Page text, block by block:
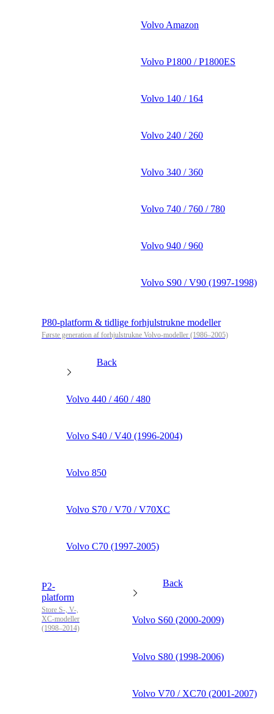
Volvo Amazon
Volvo P1800 / P1800ES
Volvo 140 / 164
Volvo 240 / 260
Volvo 340 / 360
Volvo 740 / 760 / 780
Volvo 940 / 960
Volvo S90 / V90 (1997-1998)
P80-platform & tidlige forhjulstrukne modeller
Første generation af forhjulstrukne Volvo-modeller (1986–2005)
Back
Volvo 440 / 460 / 480
Volvo S40 / V40 (1996-2004)
Volvo 850
Volvo S70 / V70 / V70XC
Volvo C70 (1997-2005)
P2-
platform
Store S-, V-,
XC-modeller
(1998–2014)
Back
Volvo S60 (2000-2009)
Volvo S80 (1998-2006)
Volvo V70 / XC70 (2001-2007)